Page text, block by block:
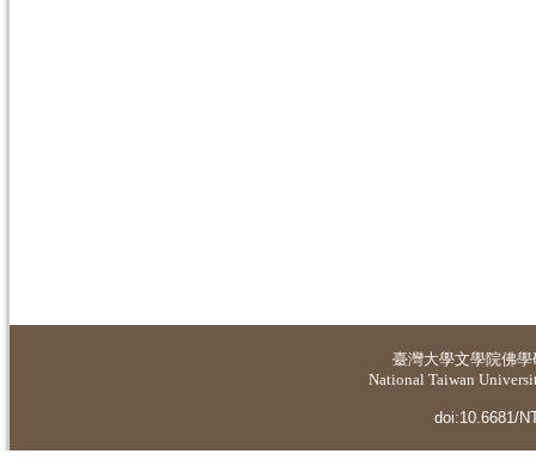
臺灣大學文學院佛
National Taiwan
doi:10.6681/